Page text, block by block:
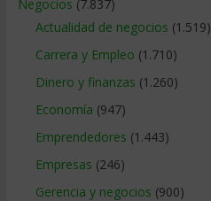
Negocios (7.837)
Actualidad de negocios (1.519)
Carrera y Empleo (1.710)
Dinero y finanzas (1.260)
Economía (947)
Emprendedores (1.443)
Empresas (246)
Gerencia y negocios (900)